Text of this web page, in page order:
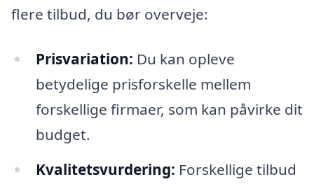
flere tilbud, du bør overveje:
Prisvariation: Du kan opleve
betydelige prisforskelle mellem
forskellige firmaer, som kan påvirke dit
budget.
Kvalitetsvurdering: Forskellige tilbud